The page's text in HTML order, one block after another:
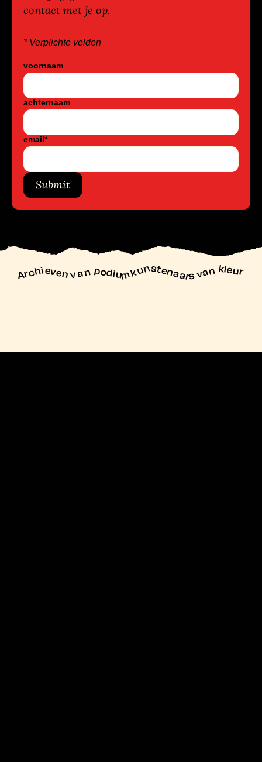
contact met je op.
* Verplichte velden
voornaam
achternaam
email*
Submit
Archievenvan podiumkunstenaars van kleur